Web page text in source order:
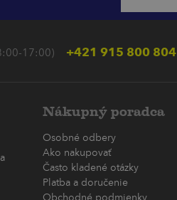
17:00) +421 915 800 804
Nákupný poradca
Osobné odbery
Ako nakupovať
Často kladené otázky
Platba a doručenie
Obchodné podmienky